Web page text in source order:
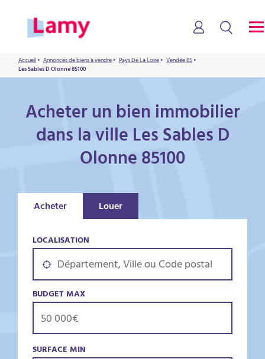
Accueil• Annonces de biens à vendre• Pays De La Loire• Vendée 85•
Les Sables D Olonne 85100
Acheter un bien immobilier
dans la ville Les Sables D
Olonne 85100
Acheter Louer
LOCALISATION
BUDGET MAX
SURFACE MIN